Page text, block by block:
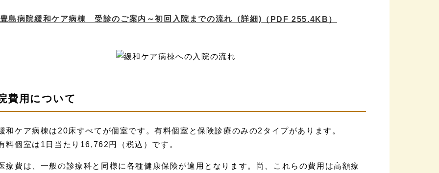
豊島病院緩和ケア病棟 受診のご案内～初回入院までの流れ（詳細) （PDF 255.4KB）
費用について
和ケア病棟は20床すべてが個室です。有料個室と保険診療のみの2タイプがあります。
料個室は1日当たり16,762円（税込）です。
療費は、一般の診療科と同様に各種健康保険が適用となります。尚、これらの費用は高額療